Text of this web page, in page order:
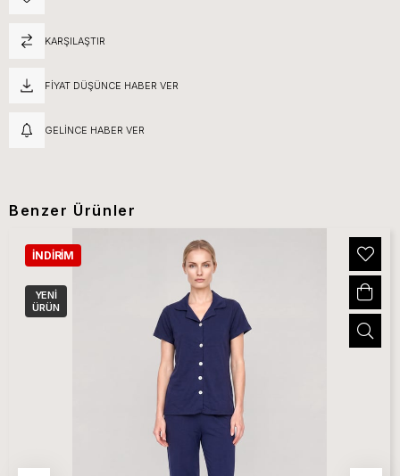
KARŞILAŞTIR
FIYAT DÜŞÜNCE HABER VER
GELINCE HABER VER
Benzer Ürünler
İNDIRIM
YENI
ÜRÜN